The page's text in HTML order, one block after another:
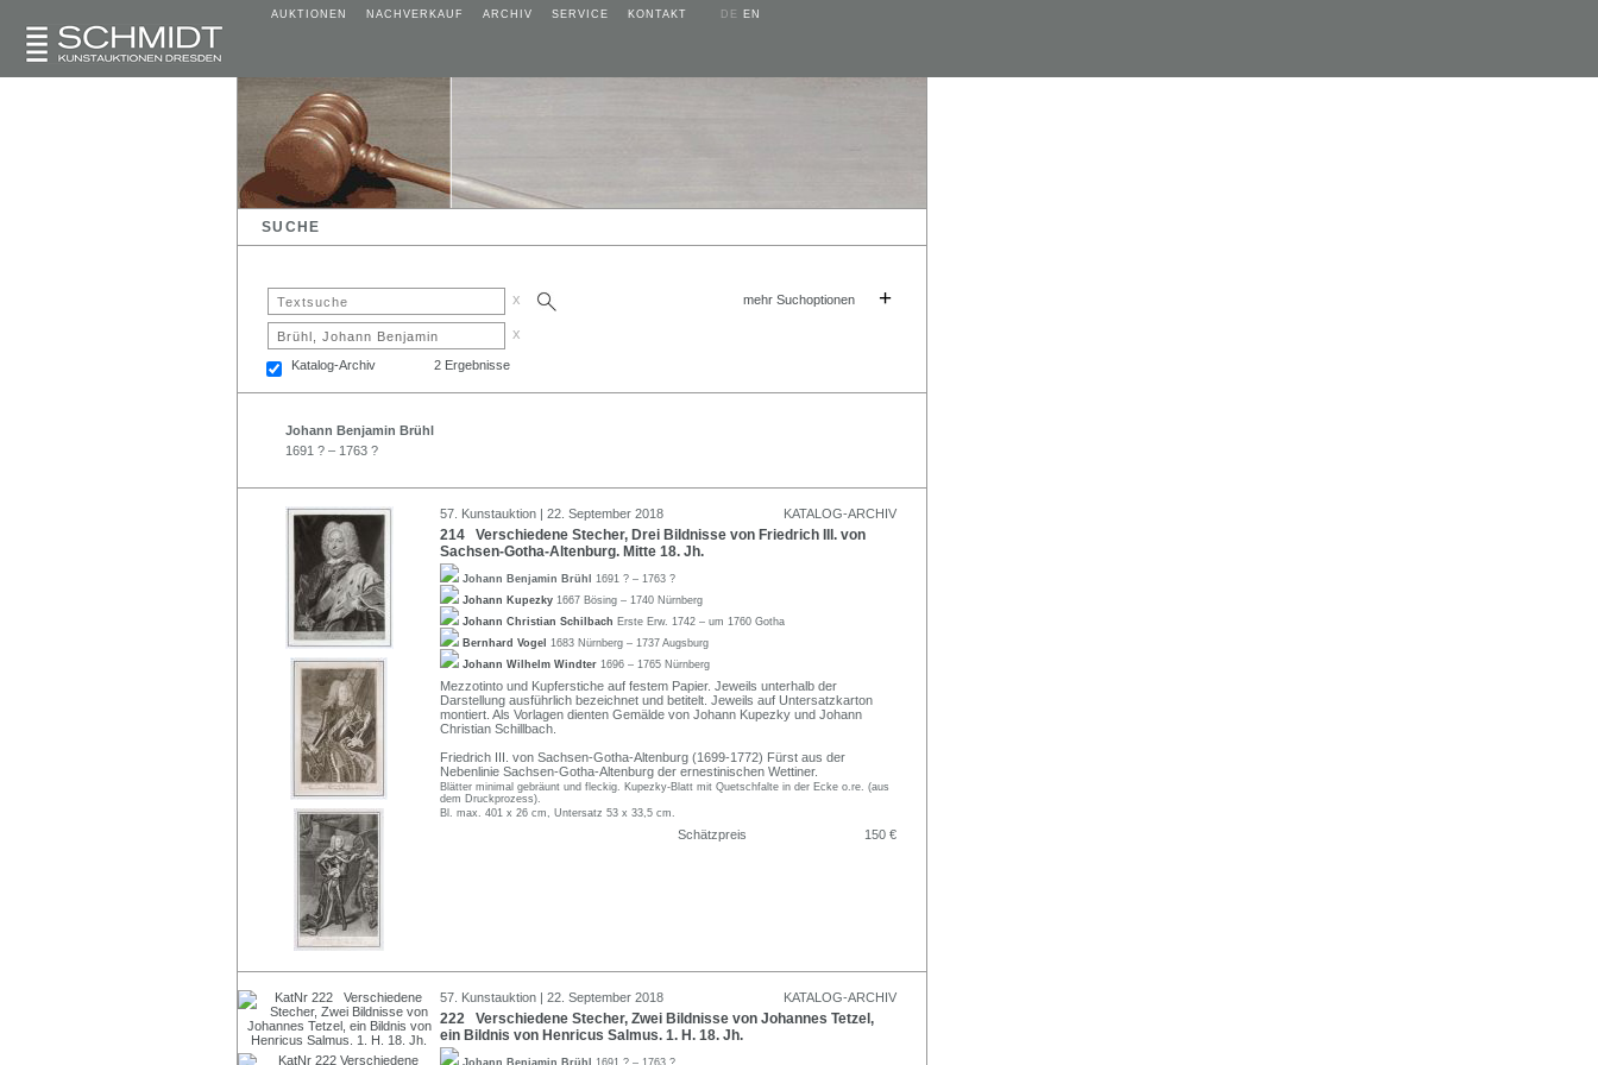
AUKTIONEN NACHVERKAUF ARCHIV SERVICE KONTAKT DE EN
SUCHE
x mehr Suchoptionen +
x
Katalog-Archiv 2 Ergebnisse
Johann Benjamin Brühl
1691 ? – 1763 ?
57. Kunstauktion | 22. September 2018 KATALOG-ARCHIV
214 Verschiedene Stecher, Drei Bildnisse von Friedrich III. von
Sachsen-Gotha-Altenburg. Mitte 18. Jh.
Johann Benjamin Brühl 1691 ? – 1763 ?
Johann Kupezky 1667 Bösing – 1740 Nürnberg
Johann Christian Schilbach Erste Erw. 1742 – um 1760 Gotha
Bernhard Vogel 1683 Nürnberg – 1737 Augsburg
Johann Wilhelm Windter 1696 – 1765 Nürnberg
Mezzotinto und Kupferstiche auf festem Papier. Jeweils unterhalb der
Darstellung ausführlich bezeichnet und betitelt. Jeweils auf Untersatzkarton
montiert. Als Vorlagen dienten Gemälde von Johann Kupezky und Johann
Christian Schillbach.
Friedrich III. von Sachsen-Gotha-Altenburg (1699-1772) Fürst aus der
Nebenlinie Sachsen-Gotha-Altenburg der ernestinischen Wettiner.
Blätter minimal gebräunt und fleckig. Kupezky-Blatt mit Quetschfalte in der Ecke o.re. (aus
dem Druckprozess).
Bl. max. 401 x 26 cm, Untersatz 53 x 33,5 cm.
Schätzpreis 150 €
57. Kunstauktion | 22. September 2018 KATALOG-ARCHIV
222 Verschiedene Stecher, Zwei Bildnisse von Johannes Tetzel,
ein Bildnis von Henricus Salmus. 1. H. 18. Jh.
Johann Benjamin Brühl 1691 ? – 1763 ?